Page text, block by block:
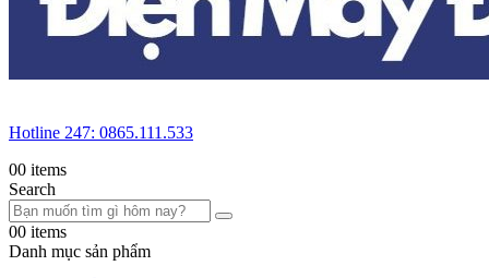
Hotline 247: 0865.111.533
00 items
Search
00 items
Danh mục sản phẩm